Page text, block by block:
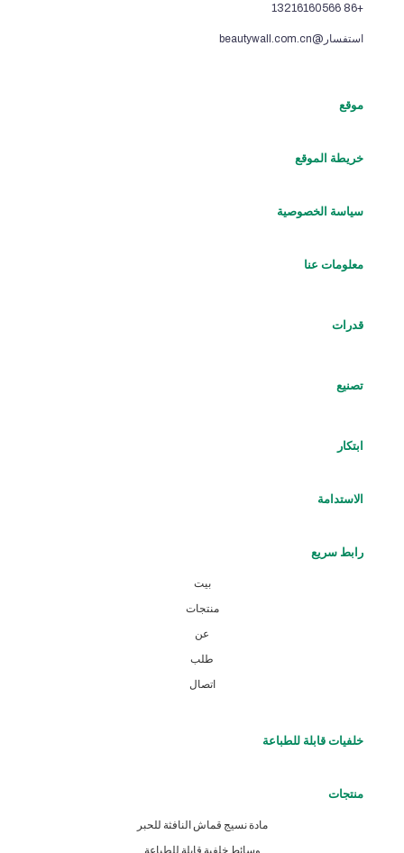
+86 13216160566
استفسار@beautywall.com.cn
موقع
خريطة الموقع
سياسة الخصوصية
معلومات عنا
قدرات
تصنيع
ابتكار
الاستدامة
رابط سريع
بيت
منتجات
عن
طلب
اتصال
خلفيات قابلة للطباعة
منتجات
مادة نسيج قماش النافثة للحبر
وسائط خلفية قابلة للطباعة